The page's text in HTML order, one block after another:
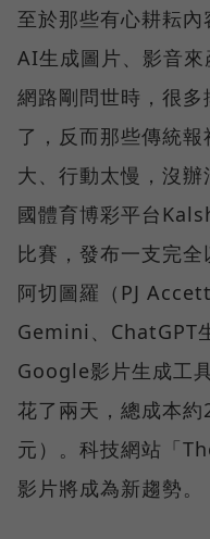
至於那些有心耕耘
AI生成圖片、影音
網路剛問世時，很
了，反而那些傳統
大、行動太慢，沒
國體育博彩平台
比賽，發布一支完全
阿切圖羅（PJ
Gemini、ChatGPT
Google影片生成工
花了兩天，總成本
元）。科技網站「
影片將成為新趨勢。